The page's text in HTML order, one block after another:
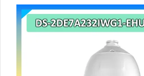
dụng DMSS,